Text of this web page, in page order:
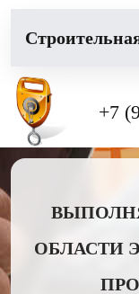
+7
ОБЛАСТИ